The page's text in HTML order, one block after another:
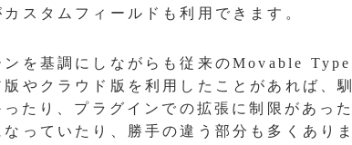
スタムフィールドも利用できます。
を基調にしながらも従来のMovable Type
やクラウド版を利用したことがあれば、馴
たり、プラグインでの拡張に制限があった
っていたり、勝手の違う部分も多くありま